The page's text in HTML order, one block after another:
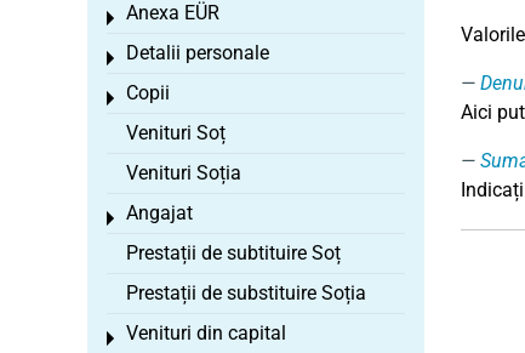
Aici
Anexa EÜR
Toggle menu
Detalii personale
Toggle menu
Copii
Toggle menu
Venituri Soț
Venituri Soția
Angajat
Toggle menu
Prestații de subtituire Soț
Prestații de substituire Soția
Venituri din capital
Toggle menu